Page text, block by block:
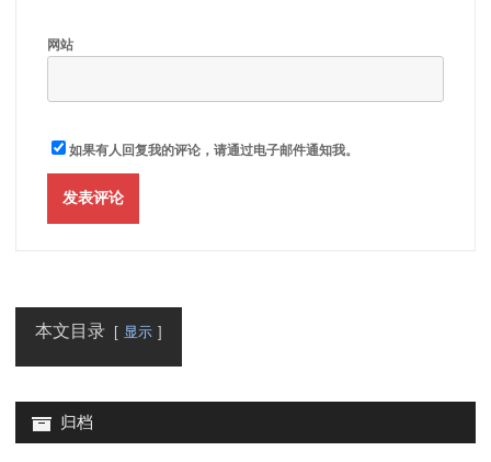
网站
如果有人回复我的评论，请通过电子邮件通知我。
本文目录 显示
归档